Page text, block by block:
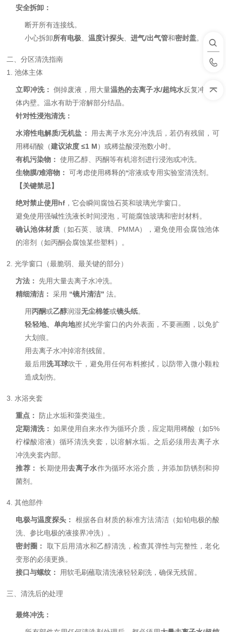
安全拆卸：
断开所有连接线。
小心拆卸所有电极 、温度计探头 、进气/出气管和密封盖。
二、分区清洗指南
1. 池体主体
立即冲洗： 倒掉废液，用大量温热的去离子水/超纯水反复冲洗池
体内壁。温水有助于溶解部分结晶。
针对性浸泡清洗：
水溶性电解质/无机盐：
用去离子水充分冲洗后，若仍有残留，可
用稀硝酸（建议浓度 ≤1 M）或稀盐酸浸泡数小时。
有机污染物： 使用乙醇、丙酮等有机溶剂进行浸泡或冲洗。
生物膜/难溶物： 可考虑使用稀释的*溶液或专用实验室清洗剂。
【关键禁忌】
绝对禁止使用hf ，它会瞬间腐蚀石英和玻璃光学窗口。
避免使用强碱性洗液长时间浸泡，可能腐蚀玻璃和密封材料。
确认池体材质 （如石英、玻璃、PMMA），避免使用会腐蚀池体
的溶剂（如丙酮会腐蚀某些塑料）。
2. 光学窗口（最脆弱、最关键的部分）
方法：
先用大量去离子水冲洗。
精细清洁： 采用 “镜片清洁" 法。
用丙酮或乙醇润湿无尘棉签或镜头纸。
轻轻地、单向地擦拭光学窗口的内外表面，不要画圈，以免扩
大划痕。
用去离子水冲掉溶剂残留。
最后用洗耳球吹干，避免用任何布料擦拭，以防带入微小颗粒
造成划伤。
3. 水浴夹套
重点：
防止水垢和藻类滋生。
定期清洗： 如果使用自来水作为循环介质，应定期用稀酸（如5%
柠檬酸溶液）循环清洗夹套，以溶解水垢。之后必须用去离子水
冲洗夹套内部。
推荐： 长期使用去离子水作为循环水浴介质，并添加防锈剂和抑
菌剂。
4. 其他部件
电极与温度探头：
根据各自材质的标准方法清洁（如铂电极的酸
洗、参比电极的液接界冲洗）。
密封圈：
取下后用清水和乙醇清洗，检查其弹性与完整性，老化
变形的必须更换。
接口与螺纹：
用软毛刷蘸取清洗液轻轻刷洗，确保无残留。
三、清洗后的处理
最终冲洗：